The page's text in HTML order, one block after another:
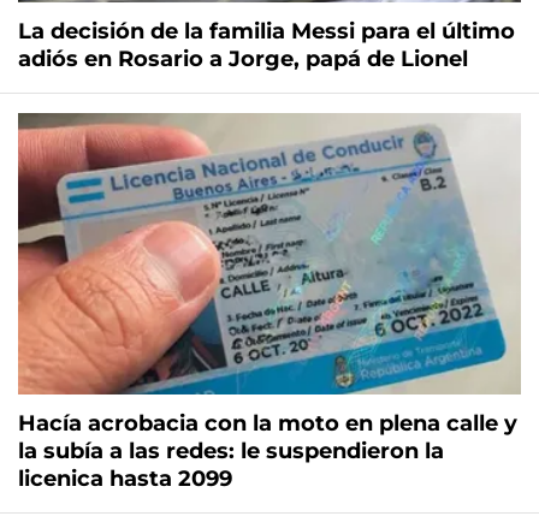
La decisión de la familia Messi para el último
adiós en Rosario a Jorge, papá de Lionel
Hacía acrobacia con la moto en plena calle y
la subía a las redes: le suspendieron la
licenica hasta 2099